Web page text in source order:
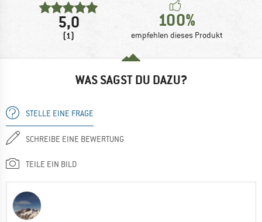
5,0
(1)
100%
empfehlen dieses Produkt
WAS SAGST DU DAZU?
STELLE EINE FRAGE
SCHREIBE EINE BEWERTUNG
TEILE EIN BILD